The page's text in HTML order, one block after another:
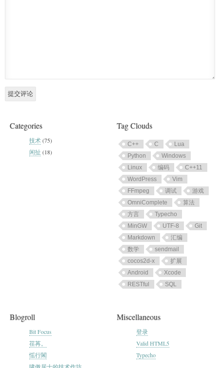
Categories
技术(75)
闲扯 (18)
Tag Clouds
C++ C
Lua
Python
Windows
Linux
编码
C++11
WordPress
Vim
FFmpeg
调试
游戏
OmniComplete
算法
方言
Typecho
MinGW
UTF-8
Git
Markdown
汇编
数学
sendmail
cocos2d-x
扩展
Android
Xcode
RESTful
SQL
Blogroll
Bit Focus
荏苒。
愮行閣
Miscellaneous
登录
Valid HTML5
Typecho